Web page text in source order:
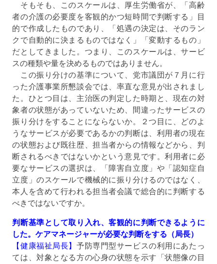
そもそも、このスケールは、厚生労働省が、「高齢
者の介護の必要度を客観的かつ短時間で判断する」目
的で作成したものであり、「処遇の決定は、そのラン
クで自動的に決まるものではなく」「変動するもの」
だとしてきました。つまり、このスケールは、サービ
スの種類や量を決めるものではありません。
この振り分けの基準について、党市議団が７月に行
った介護事業所懇談会では、率直な意見が出されまし
た。ひとつ目は、主治医の判定した時期と、現在の対
象者の状態があっていないため、間違ったサービスの
振り分けをすることにならないか。２つ目に、どのよ
うなサービスが必要であるかの判断は、利用者の現在
の状態および既往歴、担当者からの情報などから、判
断されるべきではないかという意見です。利用者に必
要なサービスの選択は、「障害自立度」や「認知症自
立度」のスケールで機械的に振り分けるのではなく、
本人を含めて行われる担当者会議で総合的に判断する
べきではないですか。
判断基準として取り入れ、客観的に判断できるように
した。ケアマネージャーが必要な判断をする（局長）
【健康福祉局長】予防専門型サービスの利用にあたっ
ては、対象となる方の心身の状態を示す「状態像の目